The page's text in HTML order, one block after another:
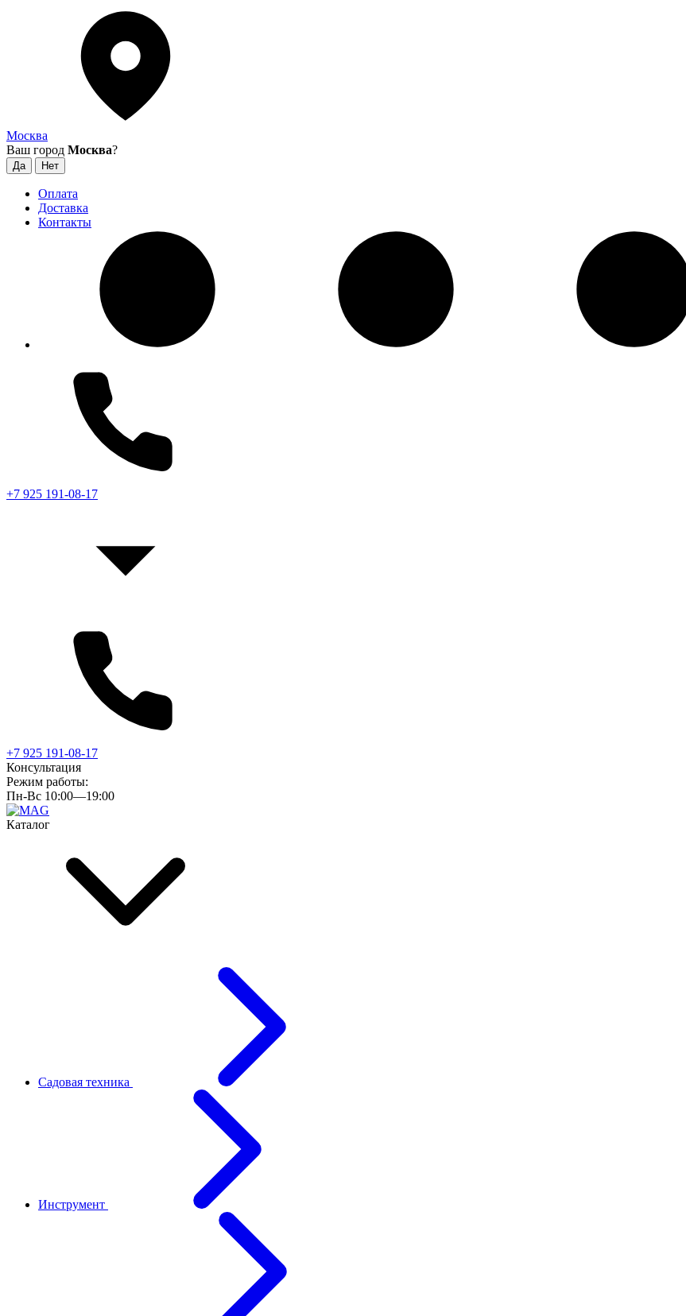
Москва
Ваш город Москва?
Оплата
Доставка
Контакты
+7 925 191-08-17
+7 925 191-08-17
Консультация
Режим работы:
Пн-Вс 10:00—19:00
Каталог
Садовая техника
Инструмент